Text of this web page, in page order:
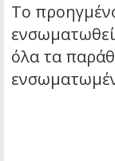
Το
όλα τα